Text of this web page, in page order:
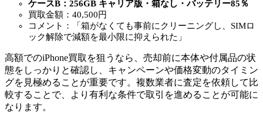
ケースB：256GB キャリア版・箱なし・バッテリー85％
買取金額：40,500円
コメント：「箱がなくても事前にクリーニングし、SIMロ
ック解除で減額を最小限に抑えられた」
高額でのiPhone買取を狙うなら、売却前に本体や付属品の状
態をしっかりと確認し、キャンペーンや価格変動のタイミン
グを見極めることが重要です。複数業者に査定を依頼して比
較することで、より有利な条件で取引を進めることが可能に
なります。